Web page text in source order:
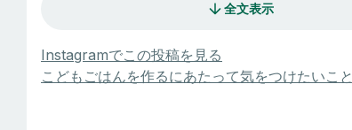
私は全てが一体化した🥓ﾅｾﾞ
【今回紹介した方法】
全文表示
Instagramでこの投稿を見る
こどもごはんを作るにあたって気をつけたいこと